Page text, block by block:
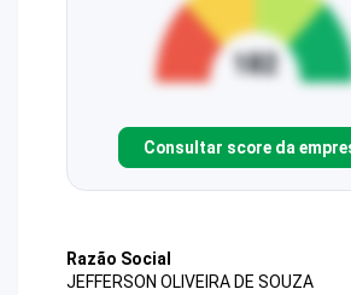
Consultar score da
Razão Social
JEFFERSON OLIVEIRA DE SOUZA